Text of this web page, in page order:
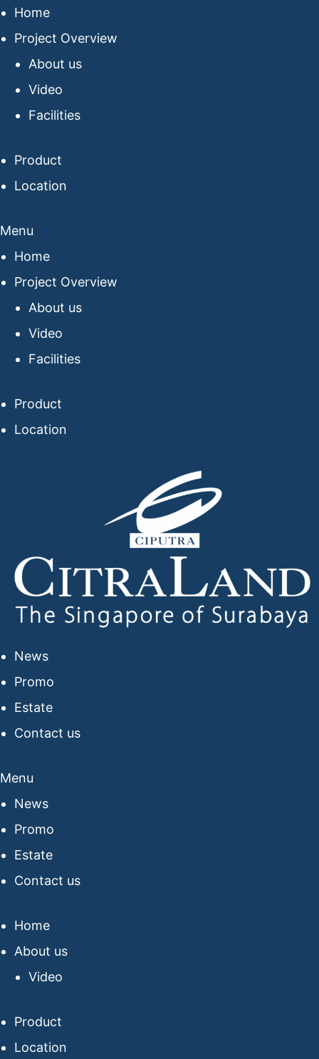
Home
Project Overview
About us
Video
Facilities
Product
Location
Menu
Home
Project Overview
About us
Video
Facilities
Product
Location
News
Promo
Estate
Contact us
Menu
News
Promo
Estate
Contact us
Home
About us
Video
Product
Location